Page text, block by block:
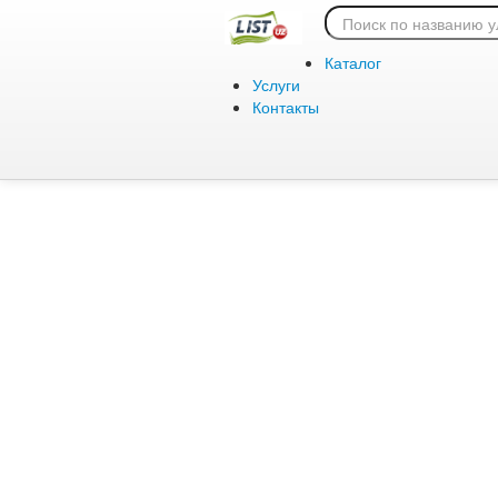
Каталог
Услуги
Контакты
Ошибка